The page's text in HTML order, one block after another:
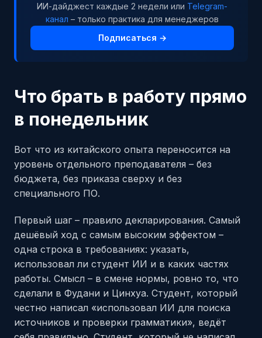
ИИ-дайджест каждые 2 недели или Telegram-
канал – только практика для менеджеров
Подписаться →
Что брать в работу прямо
в понедельник
Вот что из китайского опыта переносится на
уровень отдельного преподавателя – без
бюджета, без приказа сверху и без
специального ПО.
Первый шаг – правило декларирования. Самый
дешёвый ход с самым высоким эффектом –
одна строка в требованиях: указать,
использовал ли студент ИИ и в каких частях
работы. Смысл – в смене нормы, ровно то, что
сделали в Фудани и Цинхуа. Студент, который
честно написал «использовал ИИ для поиска
источников и проверки грамматики», ведёт